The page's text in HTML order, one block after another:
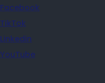
Facebook
TikTok
Linkedin
YouTube